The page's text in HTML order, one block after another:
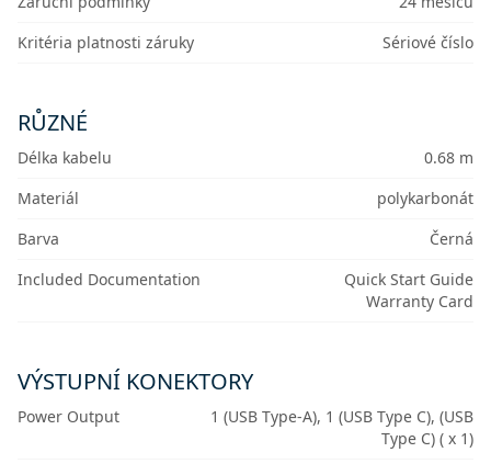
Kritéria platnosti záruky
Sériové číslo
RŮZNÉ
Délka kabelu
0.68 m
Materiál
polykarbonát
Barva
Černá
Included Documentation
Quick Start Guide
Warranty Card
VÝSTUPNÍ KONEKTORY
Power Output
1 (USB Type-A), 1 (USB Type C), (USB
Type C) ( x 1)